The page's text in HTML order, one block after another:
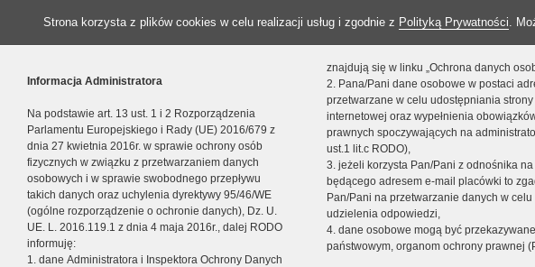
Strona korzysta z plików cookies w celu realizacji usług i zgodnie z Polityką Prywatności.
Informacja Administratora
Na podstawie art. 13 ust. 1 i 2 Rozporządzenia
Parlamentu Europejskiego i Rady (UE) 2016/679 z
dnia 27 kwietnia 2016r. w sprawie ochrony osób
fizycznych w związku z przetwarzaniem danych
osobowych i w sprawie swobodnego przepływu
takich danych oraz uchylenia dyrektywy 95/46/WE
(ogólne rozporządzenie o ochronie danych), Dz. U.
UE. L. 2016.119.1 z dnia 4 maja 2016r., dalej RODO
informuję:
1. dane Administratora i Inspektora Ochrony Danych
znajdują się w linku „Ochrona danych
2. Pana/Pani dane osobowe w postaci
przetwarzane w celu udostępniania strony
internetowej oraz wypełnienia
prawnych spoczywających na
ust.1 lit.c RODO),
3. jeżeli korzysta Pan/Pani z odnośnika na
będącego adresem e-mail placówki to
Pan/Pani na przetwarzanie danych w celu
udzielenia odpowiedzi,
4. dane osobowe mogą być
państwowym, organom ochrony prawnej